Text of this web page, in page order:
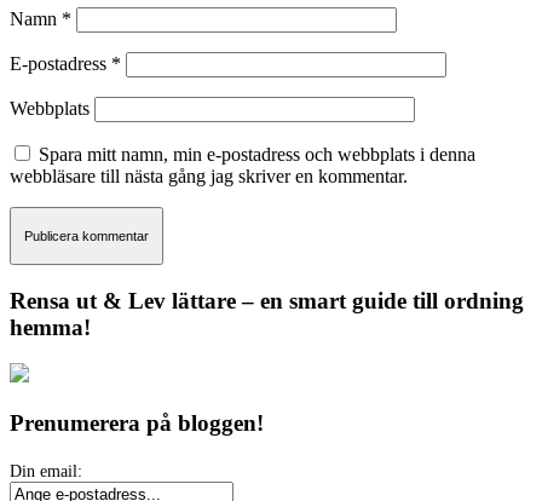
Namn *
E-postadress *
Webbplats
Spara mitt namn, min e-postadress och webbplats i denna
webbläsare till nästa gång jag skriver en kommentar.
Rensa ut & Lev lättare – en smart guide till ordning
hemma!
Prenumerera på bloggen!